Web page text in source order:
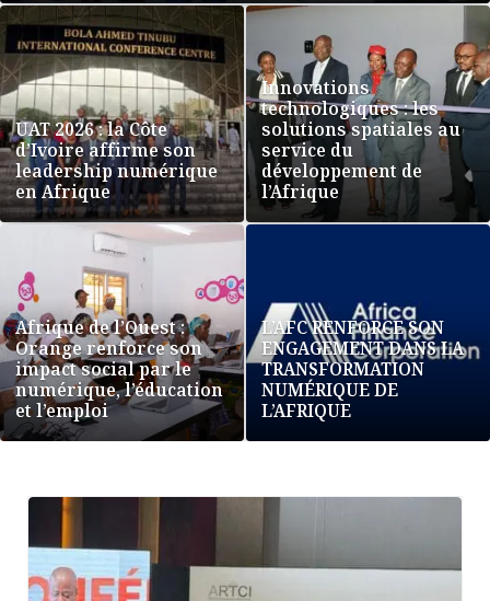
UAT 2026 : la Côte
d’Ivoire affirme son
leadership numérique
en Afrique
Innovations
technologiques : les
solutions spatiales au
service du
développement de
l’Afrique
Afrique de l’Ouest :
Orange renforce son
impact social par le
numérique, l’éducation
et l’emploi
L’AFC RENFORCE SON
ENGAGEMENT DANS LA
TRANSFORMATION
NUMÉRIQUE DE
L’AFRIQUE